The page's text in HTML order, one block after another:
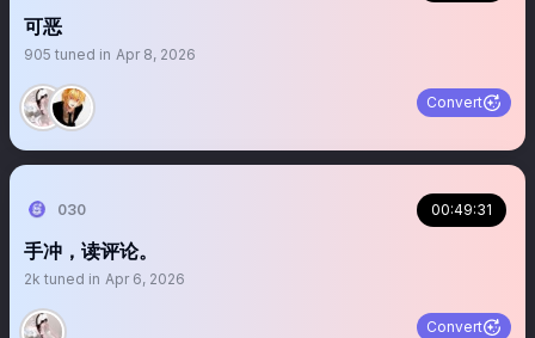
可恶
905 tuned in Apr 8, 2026
Convert
030 00:49:31
手冲，读评论。
2k tuned in Apr 6, 2026
Convert